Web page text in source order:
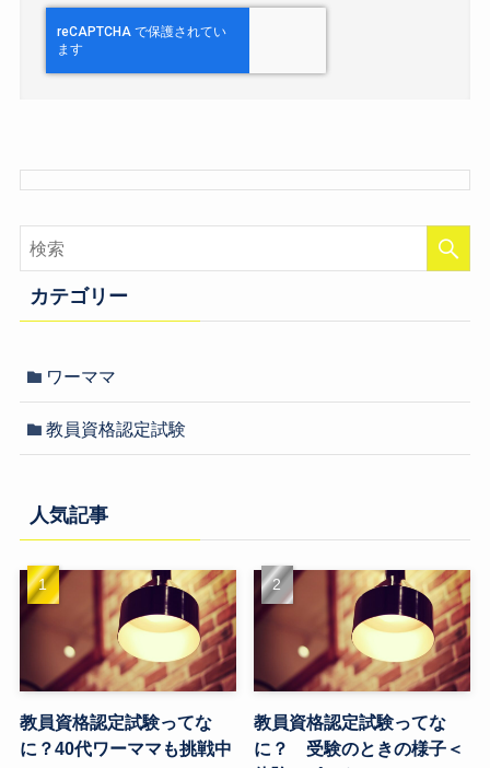
カテゴリー
ワーママ
教員資格認定試験
人気記事
教員資格認定試験ってな
に？40代ワーママも挑戦中
教員資格認定試験ってな
に？ 受験のときの様子＜